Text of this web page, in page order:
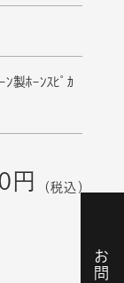
製ﾎｰﾝｽﾋﾟｶ
円 （税込）